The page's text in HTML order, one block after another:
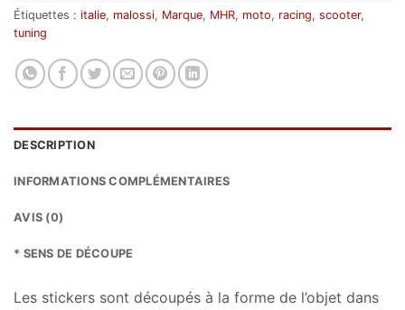
Étiquettes : italie, malossi, Marque, MHR, moto, racing, scooter,
tuning
DESCRIPTION
INFORMATIONS COMPLÉMENTAIRES
AVIS (0)
* SENS DE DÉCOUPE
Les stickers sont découpés à la forme de l’objet dans